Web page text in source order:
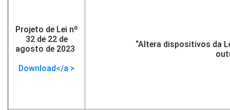
Projeto de Lei nº
32 de 22 de
agosto de 2023
Download</a >
“Altera dispositivos da